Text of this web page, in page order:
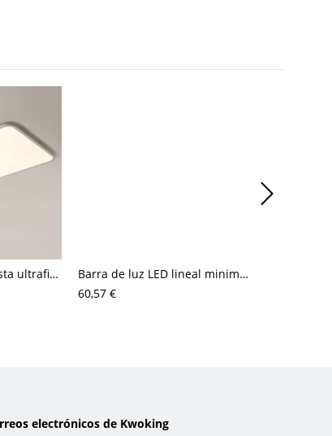
Plafón LED minimalista ultrafino, perfil bajo de 0,4 pulgadas, luminaria geométrica
Barra de luz LED lineal minimalista de techo, plafón de aluminio negro para solárium y oficina
60,57 €
electrónicos de Kwoking